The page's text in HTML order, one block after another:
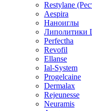
Restylane
Aespira
Наноиглы
Липолитики
Perfectha
Revofil
Ellanse
Ial-System
Progelcaine
Dermalax
Rejeunesse
Neuramis